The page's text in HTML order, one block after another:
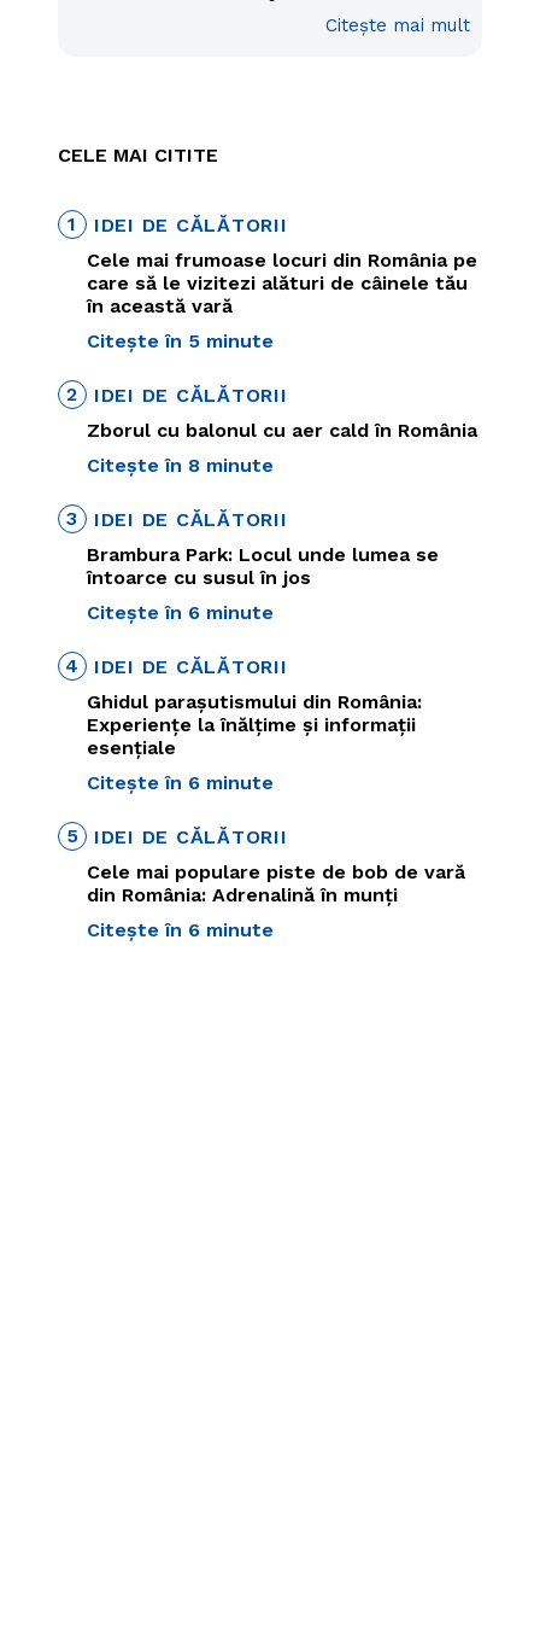
Citește mai mult
CELE MAI CITITE
1
IDEI DE CĂLĂTORII
Cele mai frumoase locuri din România pe
care să le vizitezi alături de câinele tău
în această vară
Citește în 5 minute
2
IDEI DE CĂLĂTORII
Zborul cu balonul cu aer cald în România
Citește în 8 minute
3
IDEI DE CĂLĂTORII
Brambura Park: Locul unde lumea se
întoarce cu susul în jos
Citește în 6 minute
4
IDEI DE CĂLĂTORII
Ghidul parașutismului din România:
Experiențe la înălțime și informații
esențiale
Citește în 6 minute
5
IDEI DE CĂLĂTORII
Cele mai populare piste de bob de vară
din România: Adrenalină în munți
Citește în 6 minute